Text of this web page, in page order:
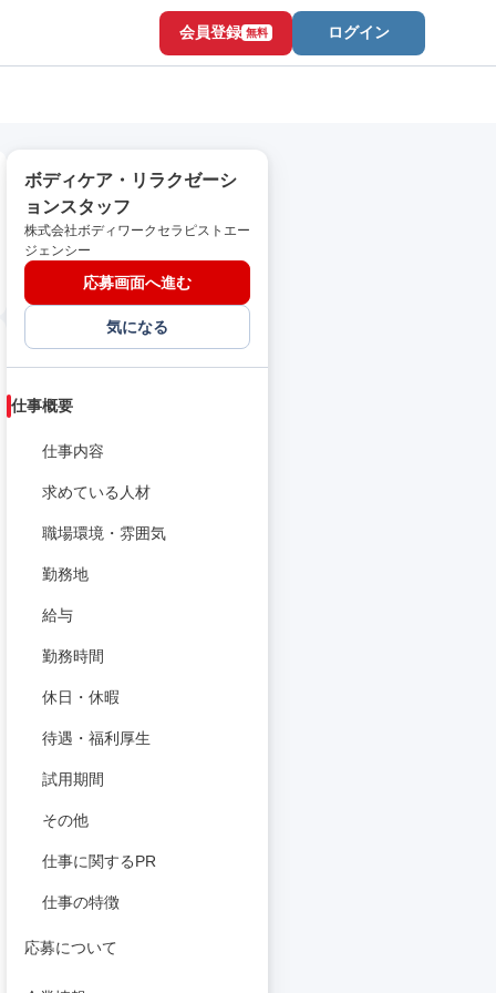
会員登録 無料 ログイン
ボディケア・リラクゼーシ
ョンスタッフ
株式会社ボディワークセラピストエー
ジェンシー
応募画面へ進む
気になる
仕事概要
仕事内容
求めている人材
職場環境・雰囲気
勤務地
給与
勤務時間
休日・休暇
待遇・福利厚生
試用期間
その他
仕事に関するPR
仕事の特徴
応募について